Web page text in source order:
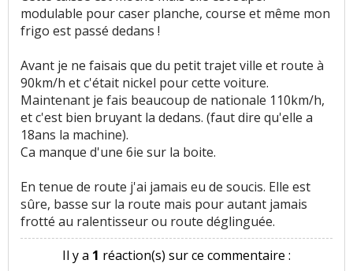
modulable pour caser planche, course et même mon
frigo est passé dedans !
Avant je ne faisais que du petit trajet ville et route à
90km/h et c'était nickel pour cette voiture.
Maintenant je fais beaucoup de nationale 110km/h,
et c'est bien bruyant la dedans. (faut dire qu'elle a
18ans la machine).
Ca manque d'une 6ie sur la boite.
En tenue de route j'ai jamais eu de soucis. Elle est
sûre, basse sur la route mais pour autant jamais
frotté au ralentisseur ou route déglinguée.
Il y a 1 réaction(s) sur ce commentaire :